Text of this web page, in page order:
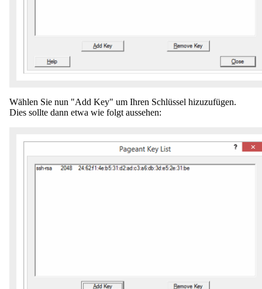
Wählen Sie nun "Add Key" um Ihren Schlüssel hizuzufügen.
Dies sollte dann etwa wie folgt aussehen: